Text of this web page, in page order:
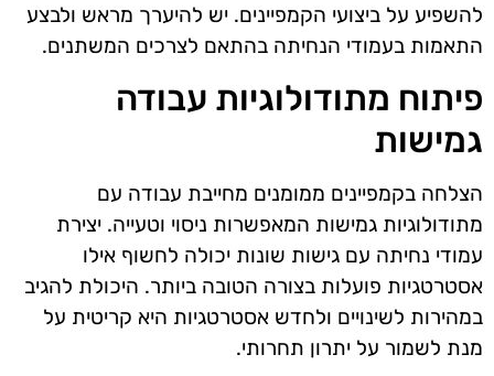
להשפיע על ביצועי הקמפיינים. יש להיערך מראש ולבצע
התאמות בעמודי הנחיתה בהתאם לצרכים המשתנים.
פיתוח מתודולוגיות עבודה
גמישות
הצלחה בקמפיינים ממומנים מחייבת עבודה עם
מתודולוגיות גמישות המאפשרות ניסוי וטעייה. יצירת
עמודי נחיתה עם גישות שונות יכולה לחשוף אילו
אסטרטגיות פועלות בצורה הטובה ביותר. היכולת להגיב
במהירות לשינויים ולחדש אסטרטגיות היא קריטית על
מנת לשמור על יתרון תחרותי.